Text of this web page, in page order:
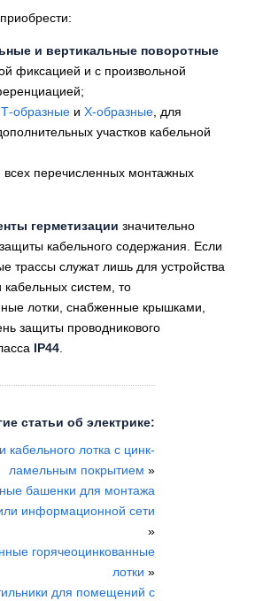
и вертикальные поворотные
фиксацией и с произвольной
Т-образные и Х-образные, для
участков кабельной
всех перечисленных монтажных
герметизации значительно
кабельного содержания. Если
трассы служат лишь для устройства
систем, то
лотки, снабженные крышками,
защиты проводникового
IP44.
статьи об электрике:
кабельного лотка с цинк-
ламельным покрытием »
башенки для монтажа
информационной сети
»
горячеоцинкованные
лотки »
для помещений с